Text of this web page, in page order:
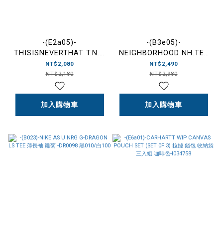
-(E2a05)-
THISISNEVERTHAT T.N.T.
CLASSIC HDP L/S TEE
T.N.T 素色 經典款 薄長Ｔ黑
色/白色-TN250TTSLT02
NT$2,080
NT$2,180
加入購物車
-(B3e05)-
NEIGHBORHOOD NH.TEE
LS-18 NBHD FW24 巧克力
插圖 薄長T-242PCNH-LT18
NT$2,490
NT$2,980
加入購物車